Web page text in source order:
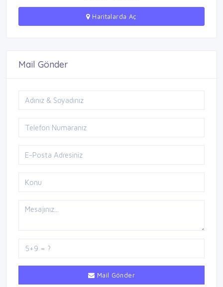
Haritalarda Aç
Mail Gönder
Mail Gönder